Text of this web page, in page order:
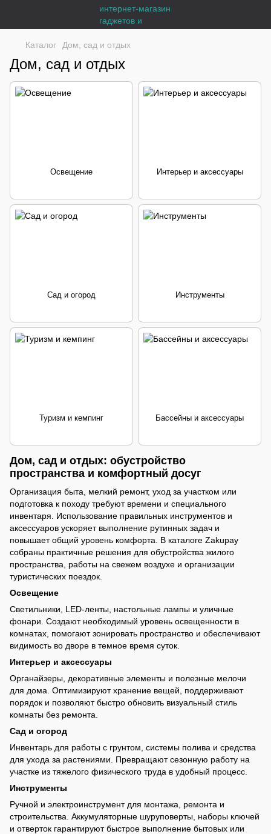
Каталог Дом, сад и отдых
Дом, сад и отдых
Дом, сад и отдых: обустройство
пространства и комфортный досуг
Организация быта, мелкий ремонт, уход за участком или
подготовка к походу требуют времени и специального
инвентаря. Использование правильных инструментов и
аксессуаров ускоряет выполнение рутинных задач и
повышает общий уровень комфорта. В каталоге Zakupay
собраны практичные решения для обустройства жилого
пространства, работы на свежем воздухе и организации
туристических поездок.
Освещение
Светильники, LED-ленты, настольные лампы и уличные
фонари. Создают необходимый уровень освещенности в
комнатах, помогают зонировать пространство и обеспечивают
видимость во дворе в темное время суток.
Интерьер и аксессуары
Органайзеры, декоративные элементы и полезные мелочи
для дома. Оптимизируют хранение вещей, поддерживают
порядок и позволяют быстро обновить визуальный стиль
комнаты без ремонта.
Сад и огород
Инвентарь для работы с грунтом, системы полива и средства
для ухода за растениями. Превращают сезонную работу на
участке из тяжелого физического труда в удобный процесс.
Инструменты
Ручной и электроинструмент для монтажа, ремонта и
строительства. Аккумуляторные шуруповерты, наборы ключей
и отверток гарантируют быстрое выполнение бытовых или
Освещение Интерьер и аксессуары
Сад и огород Инструменты
Туризм и кемпинг Бассейны и аксессуары